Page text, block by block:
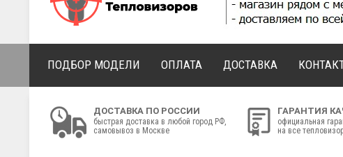
ПОДБОР МОДЕЛИ ОПЛАТА ДОСТАВКА
ДОСТАВКА ПО РОССИИ
быстрая доставка в любой город РФ,
самовывоз в Москве
ГАРАНТИЯ
официальная
на все